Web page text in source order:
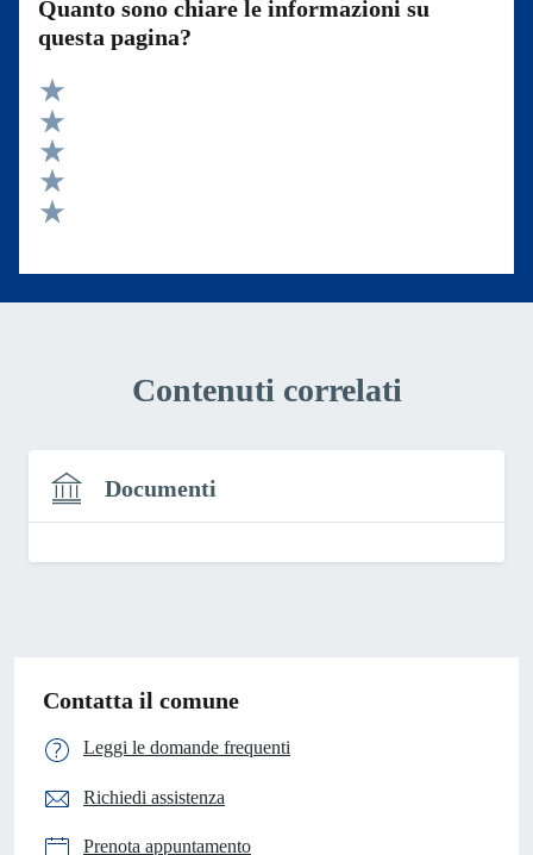
Quanto sono chiare le informazioni su
questa pagina?
Valuta 5 stelle su 5
Valuta 4 stelle su 5
Valuta 3 stelle su 5
Valuta 2 stelle su 5
Contenuti correlati
Documenti
Contatta il comune
Leggi le domande frequenti
Richiedi assistenza
Prenota appuntamento